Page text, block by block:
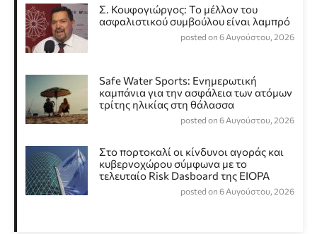
Σ. Κουφογιώργος: To μέλλον του
ασφαλιστικού συμβούλου είναι λαμπρό
posted on 6 Αυγούστου, 2026
Safe Water Sports: Eνημερωτική
καμπάνια για την ασφάλεια των ατόμων
τρίτης ηλικίας στη θάλασσα
posted on 6 Αυγούστου, 2026
Στο πορτοκαλί οι κίνδυνοι αγοράς και
κυβερνοχώρου σύμφωνα με το
τελευταίο Risk Dasboard της EIOPA
posted on 6 Αυγούστου, 2026